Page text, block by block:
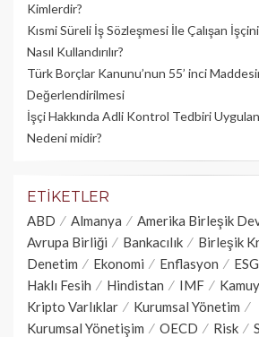
Kimlerdir?
Kısmi Süreli İş Sözleşmesi İle Çalışan
Nasıl Kullandırılır?
Türk Borçlar Kanunu’nun 55’ inci
Değerlendirilmesi
İşçi Hakkında Adli Kontrol Tedbiri
Nedeni midir?
ETIKETLER
ABD Almanya Amerika Birleşik
Avrupa Birliği
Bankacılık Birleşik
Denetim
Ekonomi Enflasyon ESG
Haklı Fesih
Hindistan IMF
Kripto Varlıklar
Kurumsal Yönetim
Kurumsal Yönetişim
OECD Risk